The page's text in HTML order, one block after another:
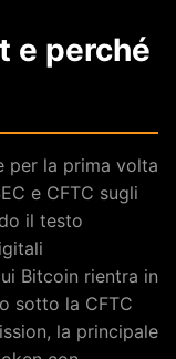
e perché
per la prima volta
e CFTC sugli
il testo
Bitcoin rientra in
sotto la CFTC
la principale